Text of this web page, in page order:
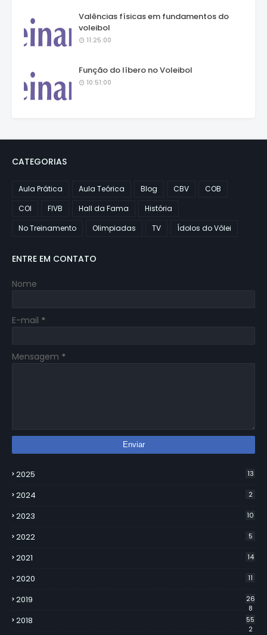
Valências físicas em fundamentos do
voleibol
11:25:00
Função do líbero no Voleibol
10:51:00
CATEGORIAS
Aula Prática Aula Teórica Blog CBV
COB
COI
FIVB Hall da Fama
História
No Treinamento
Olimpiadas TV Ídolos do Vôlei
ENTRE EM CONTATO
Nome
E-mail *
Mensagem *
2025 13
2024 2
2023 10
2022 5
2021 14
2020 11
2019
26
8
2018
55
2